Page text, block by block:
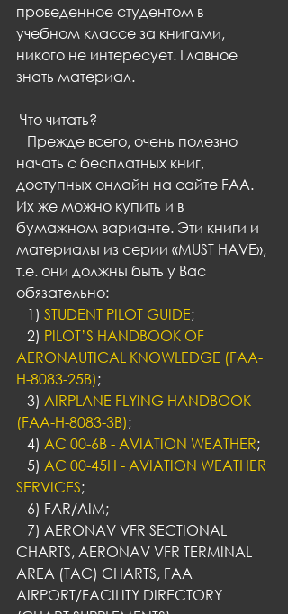
проведенное студентом в
учебном классе за книгами,
никого не интересует. Главное
знать материал.
Что читать?
начать с бесплатных книг,
доступных онлайн на сайте FAA.
Их же можно купить и в
бумажном варианте. Эти книги и
материалы из серии «MUST HAVE»,
т.е. они должны быть у Вас
обязательно:
   1)
STUDENT PILOT GUIDE;
   2)
PILOT’S HANDBOOK OF
AERONAUTICAL KNOWLEDGE (FAA-
H-8083-25B);
   3)
AIRPLANE FLYING HANDBOOK
(FAA-H-8083-3B);
   4)
AC 00-6B - AVIATION WEATHER;
   5)
AC 00-45H - AVIATION WEATHER
SERVICES;
   6) FAR/AIM;
CHARTS, AERONAV VFR TERMINAL
AREA (TAC) CHARTS, FAA
AIRPORT/FACILITY DIRECTORY